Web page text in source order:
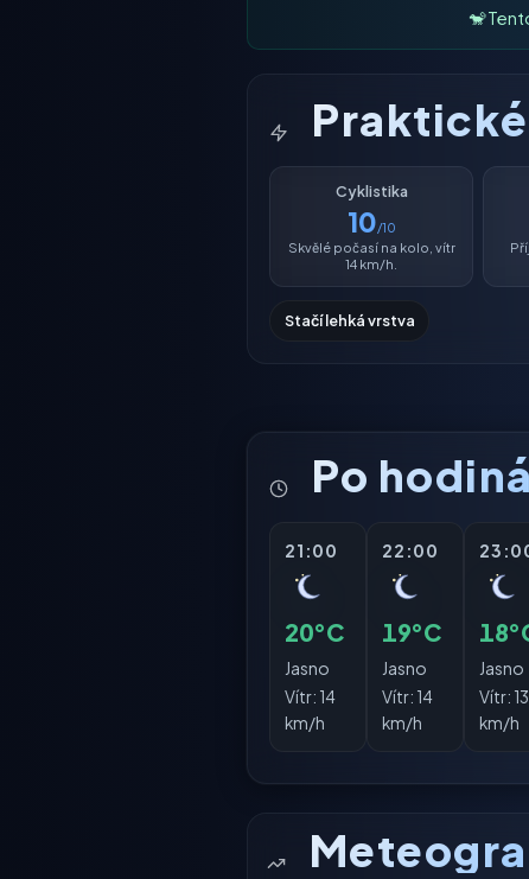
🐒
Cyklistika
10/10
Skvělé počasí na kolo, vítr
14 km/h.
Stačí lehká vrstva
Po
21:00
20°C
Jasno
Vítr: 14
km/h
22:00
19°C
Jasno
Vítr: 14
km/h
Jasno
Vítr: 13
km/h